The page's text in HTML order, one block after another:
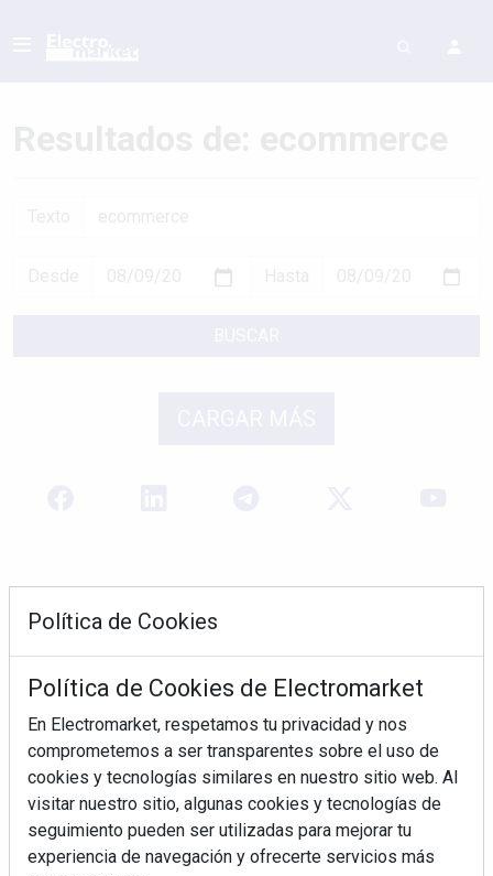
REVISTA 378
Política de Cookies
Política de Cookies de Electromarket
En Electromarket, respetamos tu privacidad y nos
comprometemos a ser transparentes sobre el uso de
cookies y tecnologías similares en nuestro sitio web. Al
visitar nuestro sitio, algunas cookies y tecnologías de
seguimiento pueden ser utilizadas para mejorar tu
experiencia de navegación y ofrecerte servicios más